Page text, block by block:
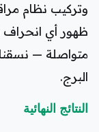
وتركيب نظام
متواصلة —
البرج.
النتائج النهائية